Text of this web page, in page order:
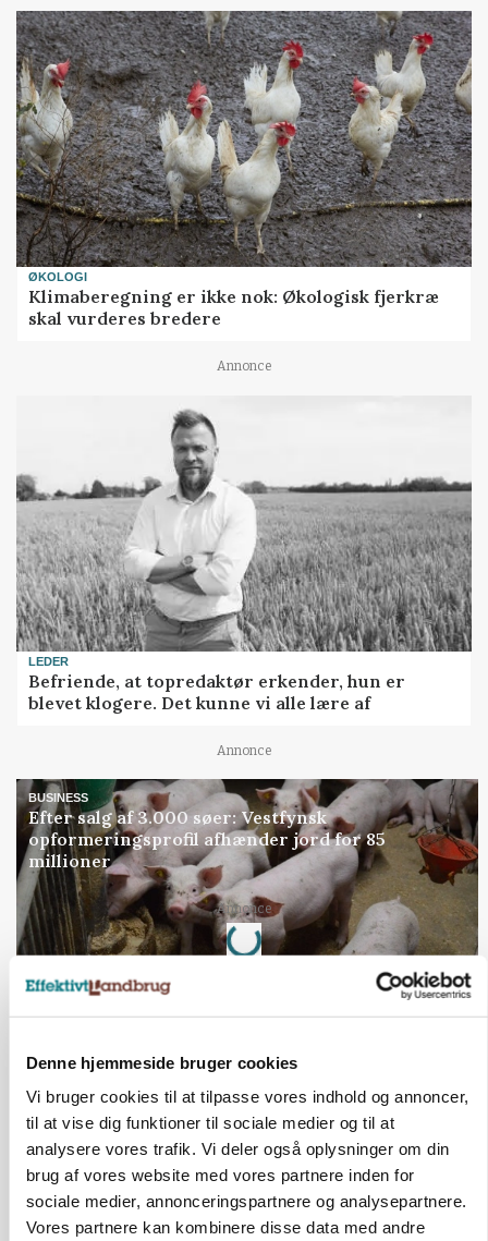
Denne hjemmeside bruger cookies
Vi bruger cookies til at tilpasse vores indhold og annoncer,
til at vise dig funktioner til sociale medier og til at
analysere vores trafik. Vi deler også oplysninger om din
brug af vores website med vores partnere inden for
sociale medier, annonceringspartnere og analysepartnere.
Vores partnere kan kombinere disse data med andre
ØKOLOGI
Klimaberegning er ikke nok: Økologisk fjerkræ
skal vurderes bredere
Annonce
LEDER
Befriende, at topredaktør erkender, hun er
blevet klogere. Det kunne vi alle lære af
Annonce
BUSINESS
Efter salg af 3.000 søer: Vestfynsk
opformeringsprofil afhænder jord for 85
millioner
Annonce
Loading...
i samarbejde med
81ledige stillinger
Opret agent
Se alle jobs
Elevplads tilbydes ved Ringkøbing /